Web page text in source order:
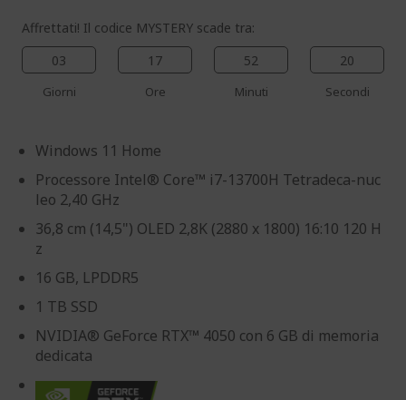
Affrettati! Il codice MYSTERY scade tra:
03
Giorni
17
Ore
52
Minuti
20
Secondi
Windows 11 Home
Processore Intel® Core™ i7-13700H Tetradeca-nuc
leo 2,40 GHz
36,8 cm (14,5") OLED 2,8K (2880 x 1800) 16:10 120 H
z
16 GB, LPDDR5
1 TB SSD
NVIDIA® GeForce RTX™ 4050 con 6 GB di memoria
dedicata